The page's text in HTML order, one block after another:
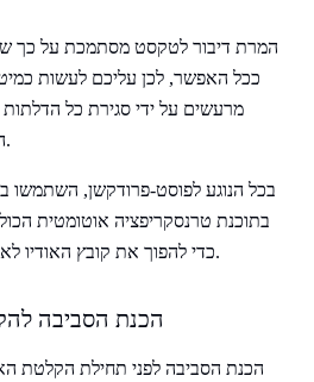
המרת דיבור לטקסט מסתמכת על כך
ככל האפשר, לכן עליכם לעשות
מרעשים על ידי סגירת כל
החומרים העומדים לרשותכם.
בכל הנוגע לפוסט-פרודקשן, השתמשו
בתוכנת טרנסקריפציה אוטומטית
כדי להפוך את קובץ האודיו לאופטימלי עבור המרה לטקסט.
הכנת הסביבה
הכנת הסביבה לפני תחילת הקלטת